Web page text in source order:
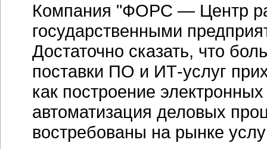
Компания "ФОРС — Центр
государственными
Достаточно сказать, что
поставки ПО и ИТ-услуг
как построение
автоматизация деловых
востребованы на рынке